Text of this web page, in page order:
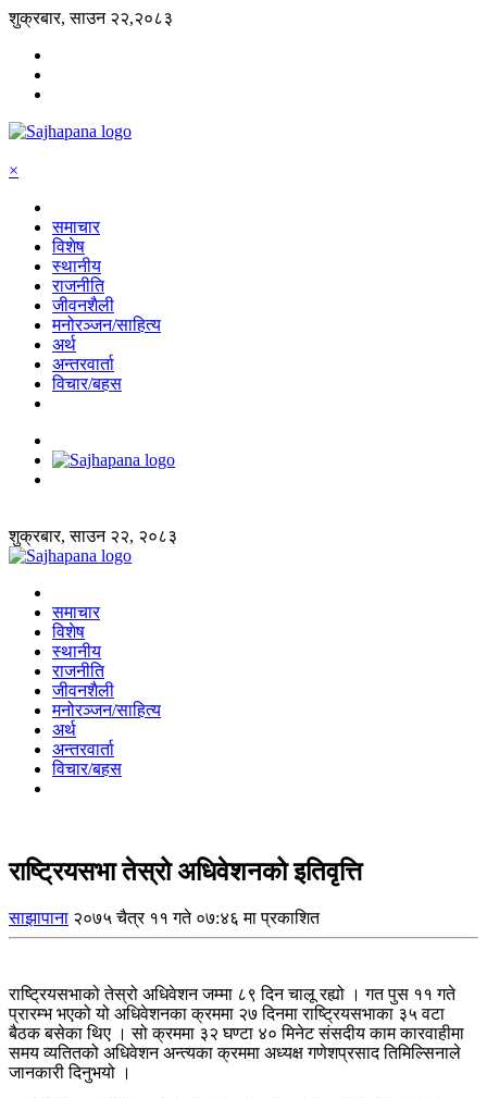
शुक्रबार, साउन २२,२०८३
×
समाचार
विशेष
स्थानीय
राजनीति
जीवनशैली
मनोरञ्जन/साहित्य
अर्थ
अन्तरवार्ता
विचार/बहस
शुक्रबार, साउन २२, २०८३
समाचार
विशेष
स्थानीय
राजनीति
जीवनशैली
मनोरञ्जन/साहित्य
अर्थ
अन्तरवार्ता
विचार/बहस
राष्ट्रियसभा तेस्रो अधिवेशनको इतिवृत्ति
साझापाना २०७५ चैत्र ११ गते ०७:४६ मा प्रकाशित
राष्ट्रियसभाको तेस्रो अधिवेशन जम्मा ८९ दिन चालू रह्यो । गत पुस ११ गते
प्रारम्भ भएको यो अधिवेशनका क्रममा २७ दिनमा राष्ट्रियसभाका ३५ वटा
बैठक बसेका थिए । सो क्रममा ३२ घण्टा ४० मिनेट संसदीय काम कारवाहीमा
समय व्यतितको अधिवेशन अन्त्यका क्रममा अध्यक्ष गणेशप्रसाद तिमिल्सिनाले
जानकारी दिनुभयो ।